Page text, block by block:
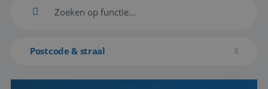
Postcode & straal